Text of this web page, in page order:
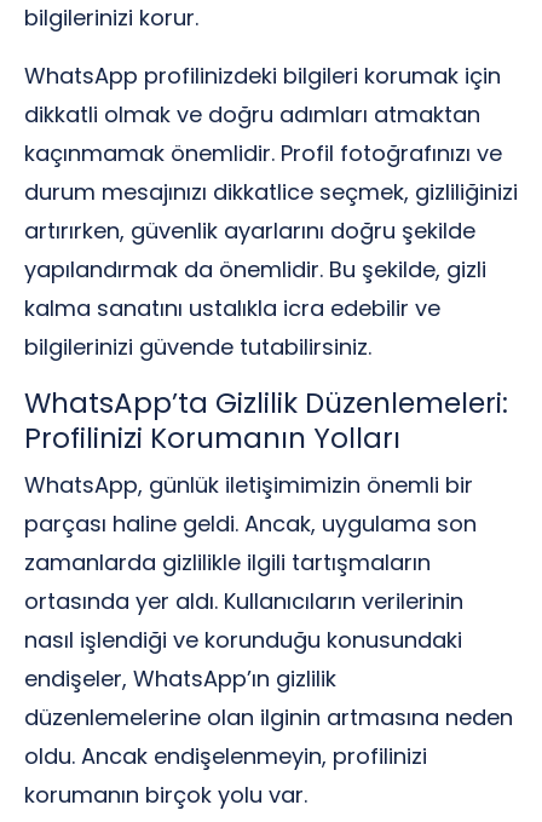
bilgilerinizi korur.
WhatsApp profilinizdeki bilgileri korumak için
dikkatli olmak ve doğru adımları atmaktan
kaçınmamak önemlidir. Profil fotoğrafınızı ve
durum mesajınızı dikkatlice seçmek, gizliliğinizi
artırırken, güvenlik ayarlarını doğru şekilde
yapılandırmak da önemlidir. Bu şekilde, gizli
kalma sanatını ustalıkla icra edebilir ve
bilgilerinizi güvende tutabilirsiniz.
WhatsApp’ta Gizlilik Düzenlemeleri:
Profilinizi Korumanın Yolları
WhatsApp, günlük iletişimimizin önemli bir
parçası haline geldi. Ancak, uygulama son
zamanlarda gizlilikle ilgili tartışmaların
ortasında yer aldı. Kullanıcıların verilerinin
nasıl işlendiği ve korunduğu konusundaki
endişeler, WhatsApp’ın gizlilik
düzenlemelerine olan ilginin artmasına neden
oldu. Ancak endişelenmeyin, profilinizi
korumanın birçok yolu var.